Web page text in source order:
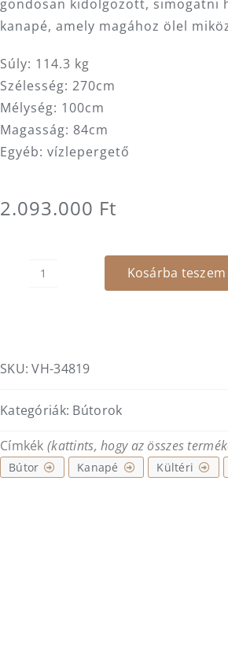
gondosan kidolgozott, simogatni
kanapé, amely magához ölel
Súly: 114.3 kg
Szélesség: 270cm
Mélység: 100cm
Magasság: 84cm
Egyéb: vízlepergető
2.093.000 Ft
Corba
Kosárba teszem
SKU:VH-34819
Kategóriák: Bútorok
Címkék (kattints, hogy az összes
Bútor Kanapé Kültéri